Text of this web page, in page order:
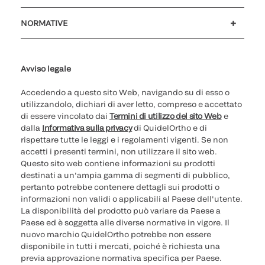
NORMATIVE
Avviso legale
Accedendo a questo sito Web, navigando su di esso o
utilizzandolo, dichiari di aver letto, compreso e accettato
di essere vincolato dai Termini di utilizzo del sito Webe
dalla Informativa sulla privacydi QuidelOrtho e di
rispettare tutte le leggi e i regolamenti vigenti. Se non
accetti i presenti termini, non utilizzare il sito web.
Questo sito web contiene informazioni su prodotti
destinati a un'ampia gamma di segmenti di pubblico,
pertanto potrebbe contenere dettagli sui prodotti o
informazioni non validi o applicabili al Paese dell'utente.
La disponibilità del prodotto può variare da Paese a
Paese ed è soggetta alle diverse normative in vigore. Il
nuovo marchio QuidelOrtho potrebbe non essere
disponibile in tutti i mercati, poiché è richiesta una
previa approvazione normativa specifica per Paese.